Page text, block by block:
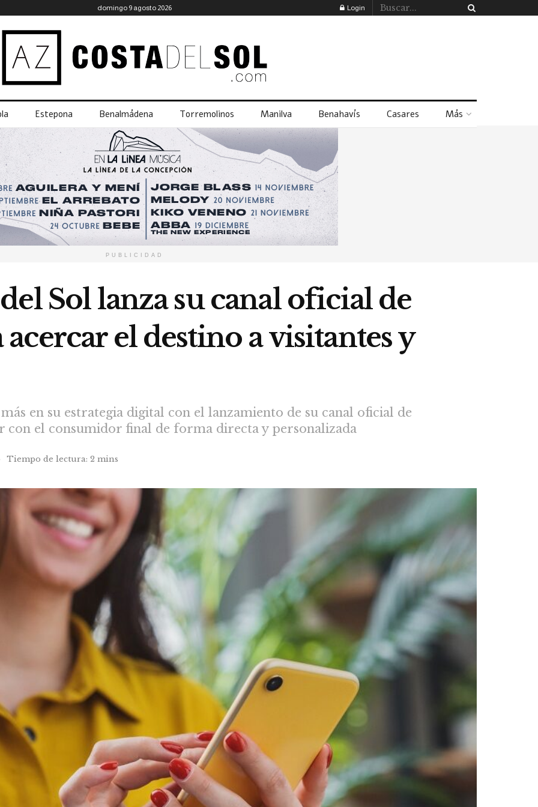
domingo 9 agosto 2026 Login
Estepona Benalmádena Torremolinos Manilva Benahavís Casares Más
PUBLICIDAD
Sol lanza su canal oficial de
el destino a visitantes y
en su estrategia digital con el lanzamiento de su canal oficial de
con el consumidor final de forma directa y personalizada
Tiempo de lectura: 2 mins